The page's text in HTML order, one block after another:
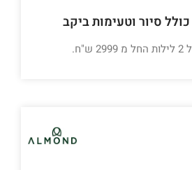
חבילת ALMOND כולל סיור וטעימות ביקב